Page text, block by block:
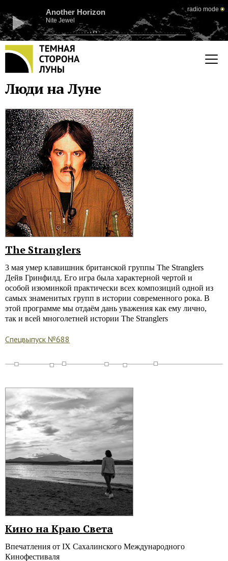
Another Horizon
Nite Jewel
radio mode
Люди на Луне
The Stranglers
3 мая умер клавишник британской группы The Stranglers
Дейв Гринфилд. Его игра была характерной чертой и
особой изюминкой практически всех композиций одной из
самых знаменитых групп в истории современного рока. В
этой программе мы отдаём дань уважения как ему лично,
так и всей многолетней истории The Stranglers
Спецвыпуск №688
Кино на Краю Света
Впечатления от IX Сахалинского Международного
Кинофестиваля